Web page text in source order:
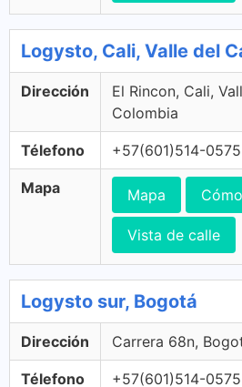
Logysto, Cali, Valle del
Dirección
El Rincon, Cali,
Colombia
Télefono +57(601)514-0575
Mapa Mapa
Vista de calle
Logysto sur, Bogotá
Dirección Carrera 68n,
Télefono +57(601)514-0575